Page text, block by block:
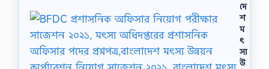
দে
শ
ম
ৎ
স্য
উ